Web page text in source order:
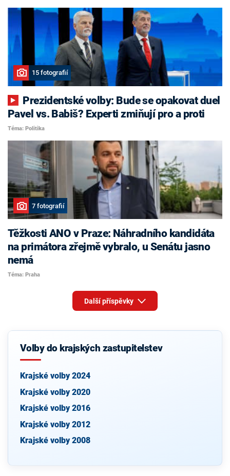
15 fotografií
Pavel vs. Babiš? Experti zmiňují pro a proti
Téma: Politika
7 fotografií
Těžkosti ANO v Praze: Náhradního kandidáta
na primátora zřejmě vybralo, u Senátu jasno
nemá
Téma: Praha
Další příspěvky
Volby do krajských zastupitelstev
Krajské volby 2024
Krajské volby 2020
Krajské volby 2016
Krajské volby 2012
Krajské volby 2008